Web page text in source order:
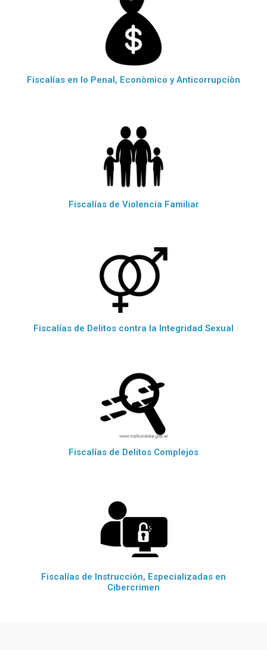
Fiscalías en lo Penal, Econòmico y Anticorrupciòn
Fiscalías de Violencia Familiar
Fiscalías de Delitos contra la Integridad Sexual
Fiscalías de Delitos Complejos
Fiscalías de Instrucción, Especializadas en
Cibercrimen